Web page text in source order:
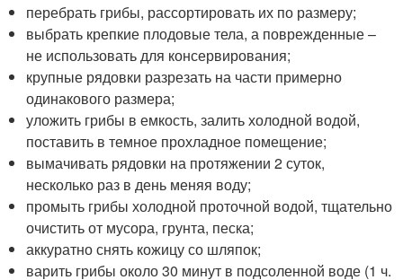
перебрать грибы, рассортировать их по размеру;
выбрать крепкие плодовые тела, а поврежденные –
не использовать для консервирования;
крупные рядовки разрезать на части примерно
одинакового размера;
уложить грибы в емкость, залить холодной водой,
поставить в темное прохладное помещение;
вымачивать рядовки на протяжении 2 суток,
несколько раз в день меняя воду;
промыть грибы холодной проточной водой, тщательно
очистить от мусора, грунта, песка;
аккуратно снять кожицу со шляпок;
варить грибы около 30 минут в подсоленной воде (1 ч.